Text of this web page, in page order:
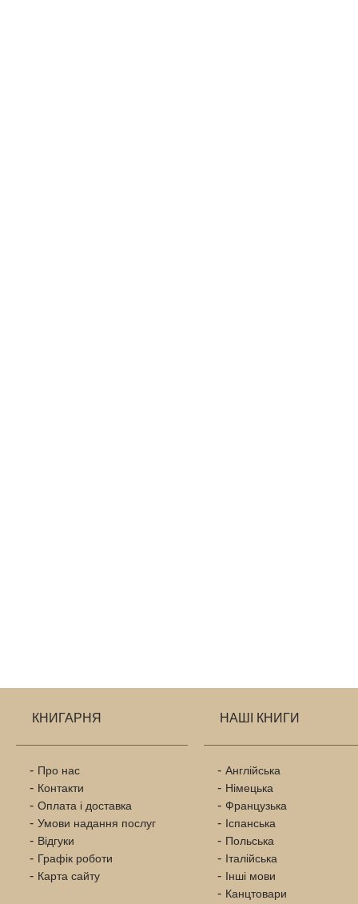
КНИГАРНЯ
Про нас
Контакти
Оплата і доставка
Умови надання послуг
Відгуки
Графік роботи
Карта сайту
НАШІ КНИГИ
Англійська
Німецька
Французька
Іспанська
Польська
Італійська
Інші мови
Канцтовари